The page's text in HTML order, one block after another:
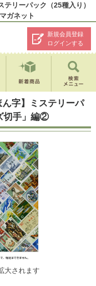
テリーパック（25種入り）
ガネット
新規会員登録
ログインする
ん字】ミステリーパ
切手」編②
大されます